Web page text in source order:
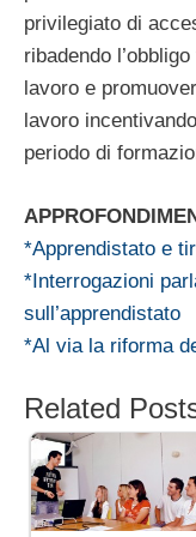
privilegiato di
ribadendo
lavoro e
lavoro
periodo di
*Apprendistato e
*Interrogazioni
sull’apprendistato
*Al via la riforma
Related